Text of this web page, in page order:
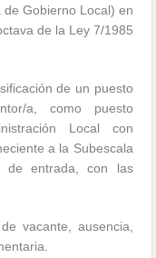
Gobierno Local) en
de la Ley 7/1985
de un puesto
a, como puesto
Local con
a la Subescala
de entrada, con las
vacante, ausencia,